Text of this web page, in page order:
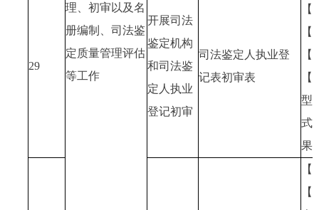
理、初审以及名
册编制、司法鉴
定质量管理评估
等工作
29
开展司法
鉴定机构
和司法鉴
定人执业
登记初审
司法鉴定人执业登
记表初审表
型
式
果